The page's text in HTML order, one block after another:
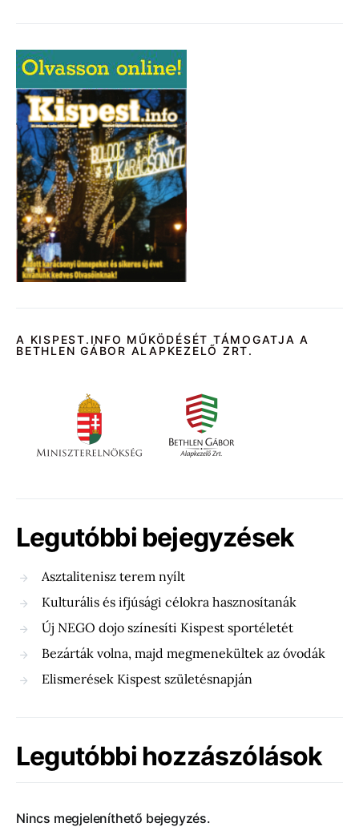
A KISPEST.INFO MŰKÖDÉSÉT TÁMOGATJA A
BETHLEN GÁBOR ALAPKEZELŐ ZRT.
Legutóbbi bejegyzések
Asztalitenisz terem nyílt
Kulturális és ifjúsági célokra hasznosítanák
Új NEGO dojo színesíti Kispest sportéletét
Bezárták volna, majd megmenekültek az óvodák
Elismerések Kispest születésnapján
Legutóbbi hozzászólások
Nincs megjeleníthető bejegyzés.